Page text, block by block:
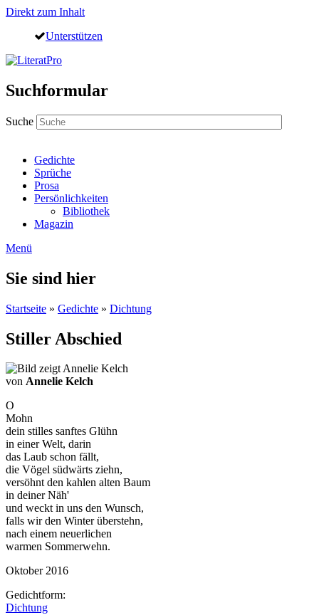
Direkt zum Inhalt
Unterstützen
Suchformular
Suche
Gedichte
Sprüche
Prosa
Persönlichkeiten
Bibliothek
Magazin
Menü
Sie sind hier
Startseite » Gedichte » Dichtung
Stiller Abschied
von Annelie Kelch
O
Mohn
dein stilles sanftes Glühn
in einer Welt, darin
das Laub schon fällt,
die Vögel südwärts ziehn,
versöhnt den kahlen alten Baum
in deiner Näh'
und weckt in uns den Wunsch,
falls wir den Winter überstehn,
nach einem neuerlichen
warmen Sommerwehn.
Oktober 2016
Gedichtform:
Dichtung